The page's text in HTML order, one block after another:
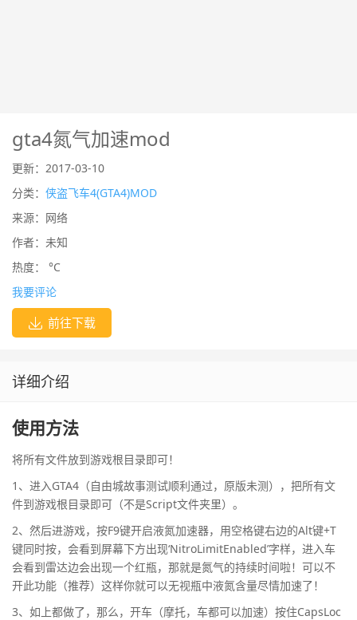
gta4氮气加速mod
更新：2017-03-10
分类： 侠盗飞车4(GTA4)MOD
来源：网络
作者：未知
热度：
°C
我要评论
前往下载
详细介绍
使用方法
将所有文件放到游戏根目录即可！
1、进入GTA4（自由城故事测试顺利通过，原版未测），把所有文
件到游戏根目录即可（不是Script文件夹里）。
2、然后进游戏，按F9键开启液氮加速器，用空格键右边的Alt键+T
键同时按，会看到屏幕下方出现‘NitroLimitEnabled’字样，进入车
会看到雷达边会出现一个红瓶，那就是氮气的持续时间啦！可以不
开此功能（推荐）这样你就可以无视瓶中液氮含量尽情加速了！
3、如上都做了，那么，开车（摩托，车都可以加速）按住CapsLoc